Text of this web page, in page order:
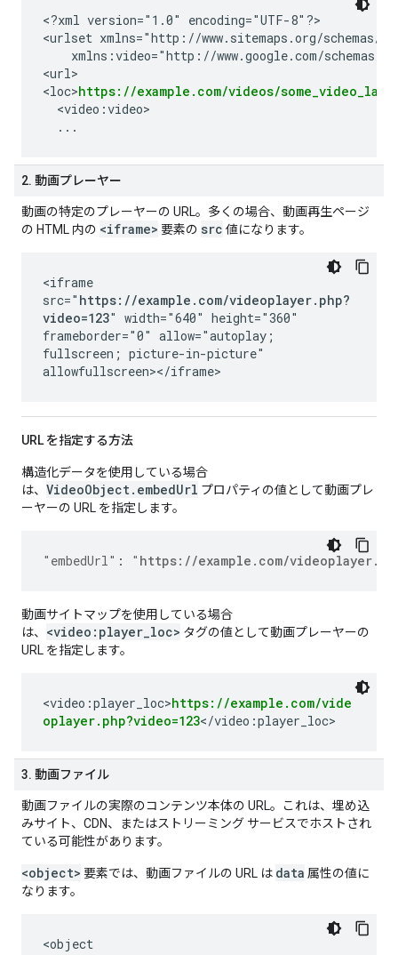
<?xml version="1.0" encoding="UTF-8"?>
<urlset xmlns="http://www.sitemaps.org/schemas/
xmlns:video="http://www.google.com/schemas/
<url>
<loc>https://example.com/videos/
  <video:video>
2. 動画プレーヤー
動画の特定のプレーヤーの URL。多くの場合、動画再生ページ
の HTML 内の <iframe> 要素の src 値になります。
<iframe
src=" https://example.com/videoplayer.php?
video=123" width="640" height="360"
frameborder="0" allow="autoplay;
fullscreen; picture-in-picture"
allowfullscreen></iframe>
URL を指定する方法
構造化データを使用している場合
は、 VideoObject.embedUrl プロパティの値として動画プレ
ーヤーの URL を指定します。
"embedUrl" : " https://example.com/
動画サイトマップを使用している場合
は、 <video:player_loc> タグの値として動画プレーヤーの
URL を指定します。
<video:player_loc>https://example.com/vide
oplayer.php?video=123</video:player_loc>
3. 動画ファイル
動画ファイルの実際のコンテンツ本体の URL。これは、埋め込
みサイト、CDN、またはストリーミング サービスでホストされ
ている可能性があります。
<object> 要素では、動画ファイルの URL は data 属性の値に
なります。
<object